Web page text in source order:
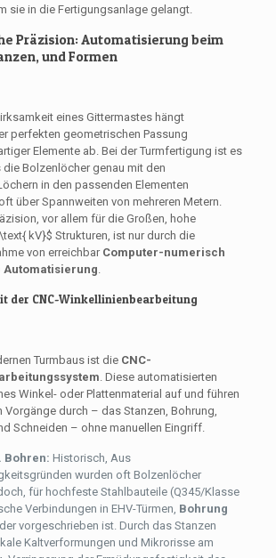
sie in die Fertigungsanlage gelangt.
Präzision: Automatisierung beim
und Formen
eines Gittermastes hängt
perfekten geometrischen Passung
Elemente ab. Bei der Turmfertigung ist es
Bolzenlöcher genau mit den
in den passenden Elementen
über Spannweiten von mehreren Metern.
vor allem für die Großen, hohe
kV}$ Strukturen, ist nur durch die
von erreichbar Computer-numerisch
Automatisierung
der CNC-Winkellinienbearbeitung
Turmbaus ist die CNC-
. Diese automatisierten
Winkel- oder Plattenmaterial auf und führen
Vorgänge durch – das Stanzen, Bohrung,
Schneiden – ohne manuellen Eingriff.
Bohren: Historisch, Aus
wurden oft Bolzenlöcher
für hochfeste Stahlbauteile (Q345/Klasse
Verbindungen in EHV-Türmen, Bohrung
vorgeschrieben ist. Durch das Stanzen
Kaltverformungen und Mikrorisse am